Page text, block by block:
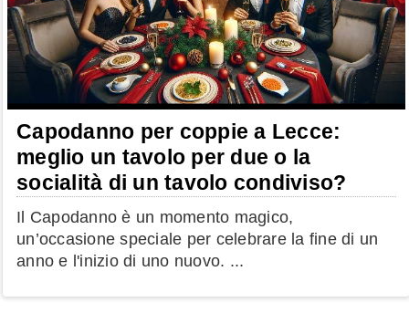
Capodanno per coppie a Lecce:
meglio un tavolo per due o la
socialità di un tavolo condiviso?
Il Capodanno è un momento magico,
un’occasione speciale per celebrare la fine di un
anno e l'inizio di uno nuovo. ...